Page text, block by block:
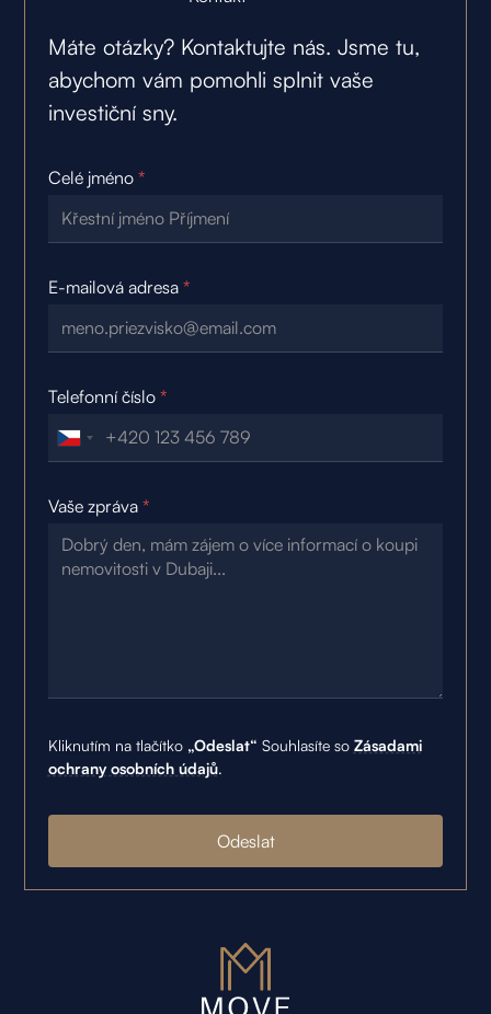
Máte otázky? Kontaktujte nás. Jsme tu,
abychom vám pomohli splnit vaše
investiční sny.
Celé jméno *
E-mailová adresa *
Telefonní číslo *
Vaše zpráva *
Kliknutím na tlačítko „Odeslat“ Souhlasíte so Zásadami
ochrany osobních údajů.